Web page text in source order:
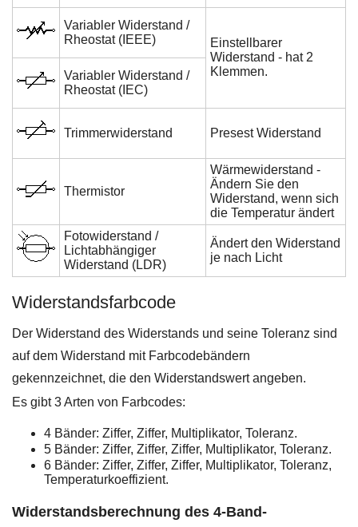
Variabler Widerstand /
Rheostat (IEEE)
Einstellbarer
Widerstand - hat 2
Klemmen.
Variabler Widerstand /
Rheostat (IEC)
Trimmerwiderstand Presest Widerstand
Thermistor
Wärmewiderstand -
Ändern Sie den
Widerstand, wenn sich
die Temperatur ändert
Fotowiderstand /
Lichtabhängiger
Widerstand (LDR)
Ändert den Widerstand
je nach Licht
Widerstandsfarbcode
Der Widerstand des Widerstands und seine Toleranz sind
auf dem Widerstand mit Farbcodebändern
gekennzeichnet, die den Widerstandswert angeben.
Es gibt 3 Arten von Farbcodes:
4 Bänder: Ziffer, Ziffer, Multiplikator, Toleranz.
5 Bänder: Ziffer, Ziffer, Ziffer, Multiplikator, Toleranz.
6 Bänder: Ziffer, Ziffer, Ziffer, Multiplikator, Toleranz,
Temperaturkoeffizient.
Widerstandsberechnung des 4-Band-